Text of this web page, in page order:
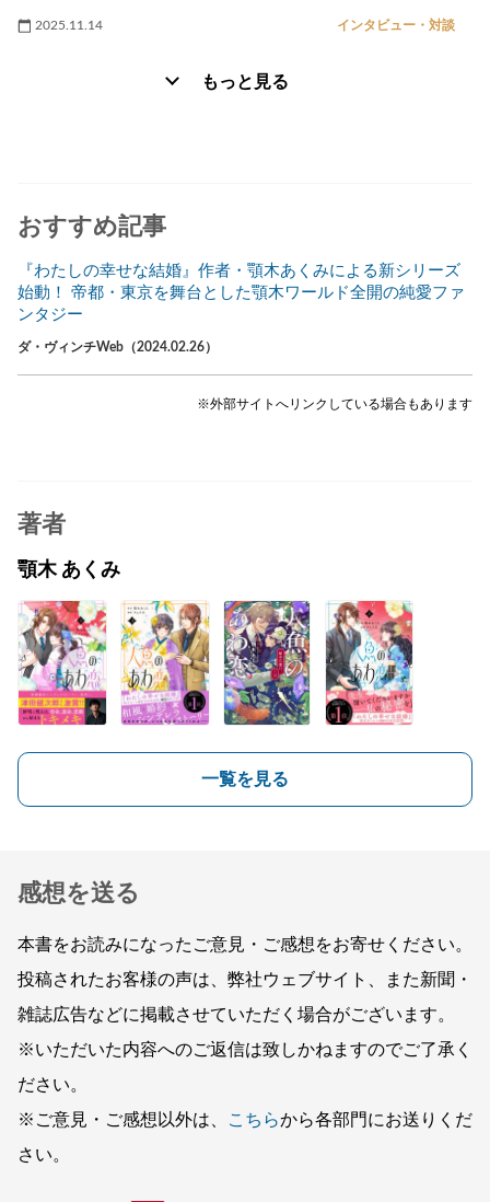
2025.11.14 インタビュー・対談
もっと見る
おすすめ記事
『わたしの幸せな結婚』作者・顎木あくみによる新シリーズ
始動！ 帝都・東京を舞台とした顎木ワールド全開の純愛ファ
ンタジー
ダ・ヴィンチWeb（2024.02.26）
※外部サイトへリンクしている場合もあります
著者
顎木 あくみ
一覧を見る
感想を送る
本書をお読みになったご意見・ご感想をお寄せください。
投稿されたお客様の声は、弊社ウェブサイト、また新聞・
雑誌広告などに掲載させていただく場合がございます。
※いただいた内容へのご返信は致しかねますのでご了承く
ださい。
※ご意見・ご感想以外は、
こちらから各部門にお送りくだ
さい。